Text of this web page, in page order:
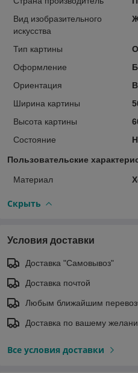
Вид изобразительного
искусства
Тип картины
Оформление
Ориентация
Ширина картины
Высота картины
Состояние
Пользовательские
Материал
Скрыть
Условия доставки
Доставка "Самовывоз"
Доставка почтой
Любым ближайшим
Доставка по вашему
Все условия доставки